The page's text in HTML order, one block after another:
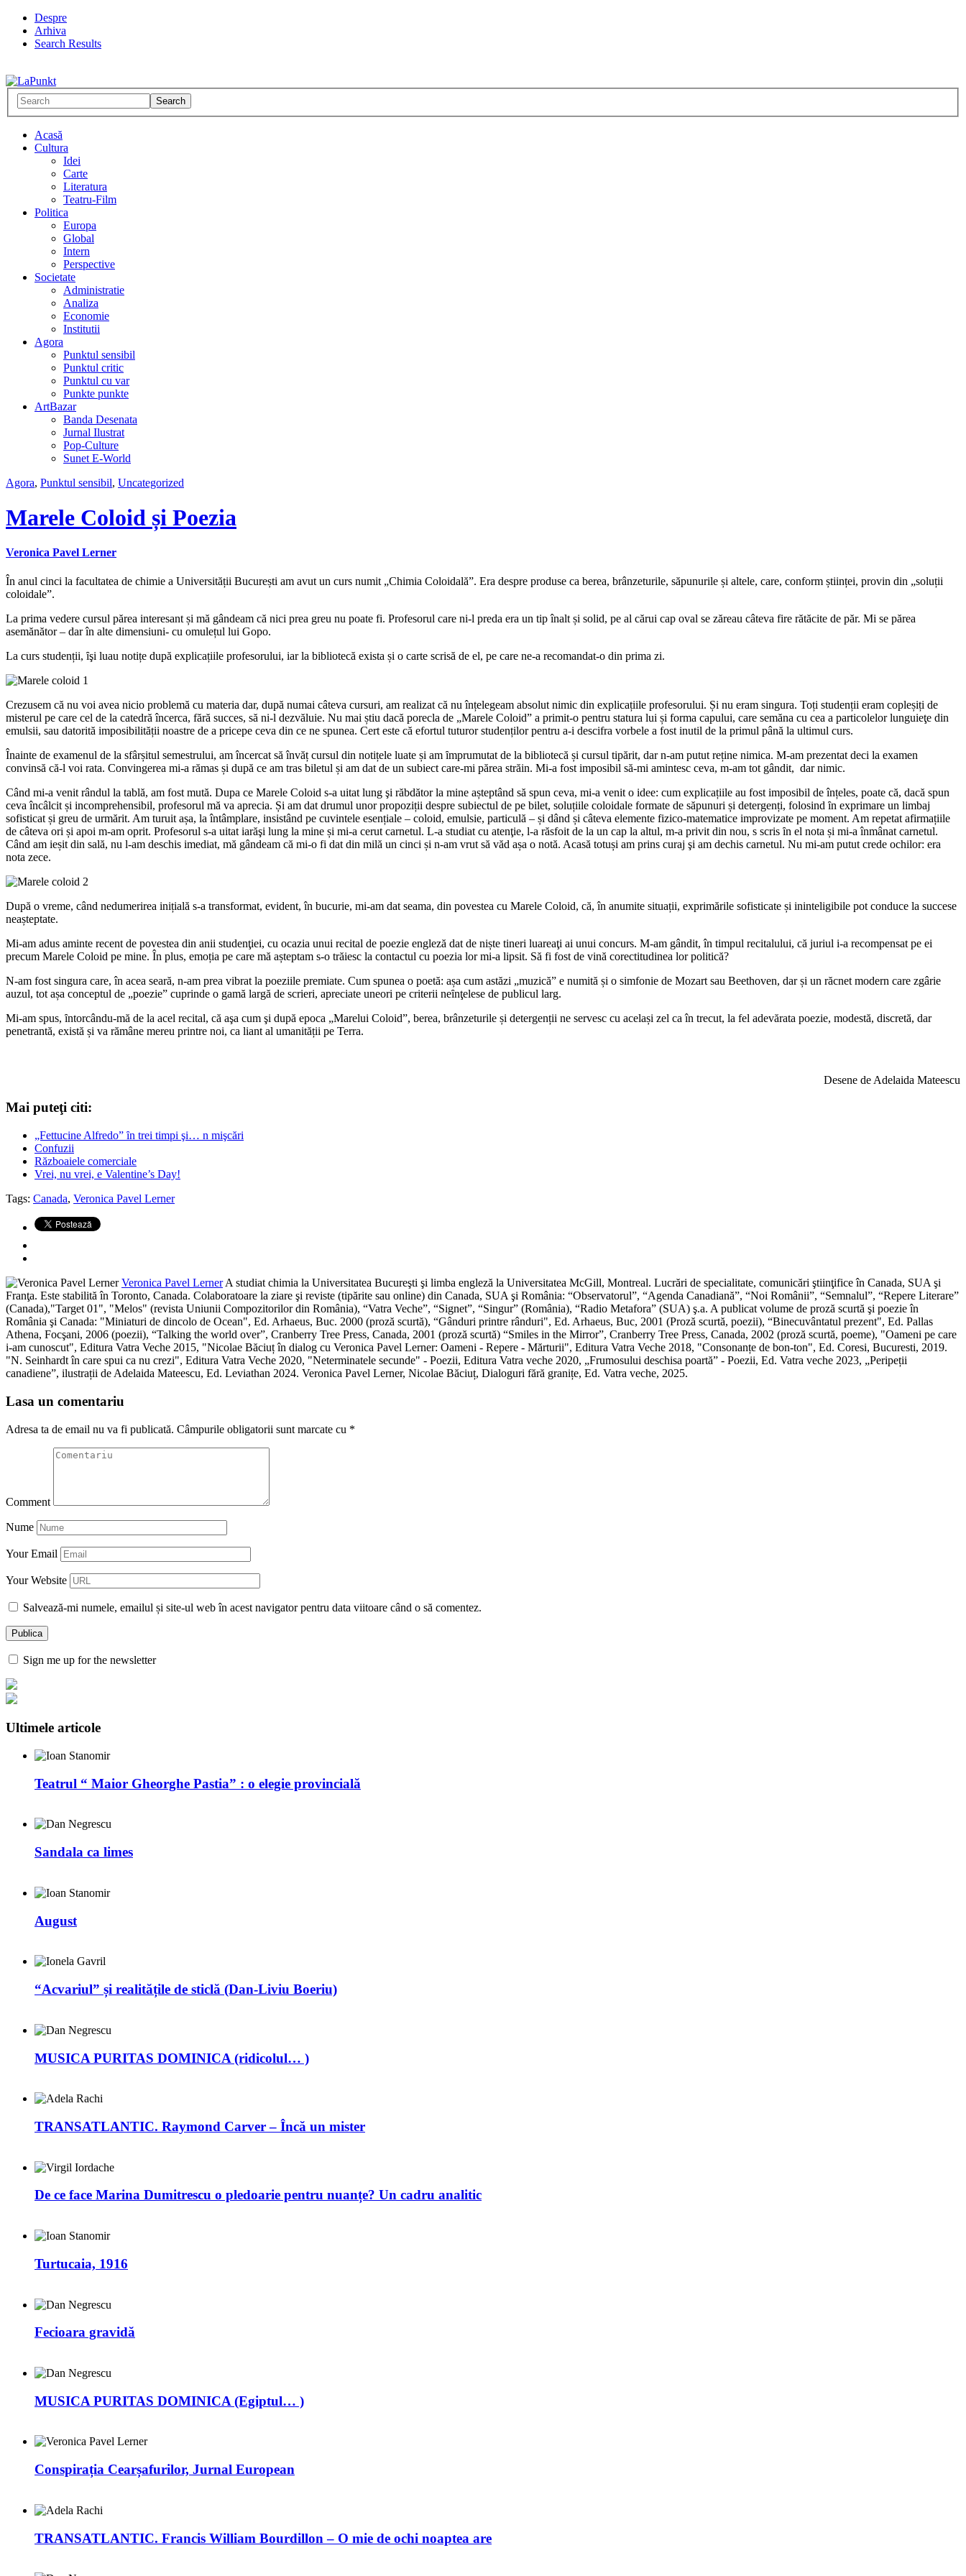
Despre
Arhiva
Search Results
Acasă
Cultura
Idei
Carte
Literatura
Teatru-Film
Politica
Europa
Global
Intern
Perspective
Societate
Administratie
Analiza
Economie
Institutii
Agora
Punktul sensibil
Punktul critic
Punktul cu var
Punkte punkte
ArtBazar
Banda Desenata
Jurnal Ilustrat
Pop-Culture
Sunet E-World
Agora, Punktul sensibil, Uncategorized
Marele Coloid și Poezia
Veronica Pavel Lerner
În anul cinci la facultatea de chimie a Universității București am avut un curs numit „Chimia Coloidală”. Era despre produse ca berea, brânzeturile, săpunurile și altele, care, conform științei, provin din „soluții
coloidale”.
La prima vedere cursul părea interesant și mă gândeam că nici prea greu nu poate fi. Profesorul care ni-l preda era un tip înalt și solid, pe al cărui cap oval se zăreau câteva fire rătăcite de păr. Mi se părea
asemănător – dar în alte dimensiuni- cu omulețul lui Gopo.
La curs studenții, ȋşi luau notițe după explicațiile profesorului, iar la bibliotecă exista și o carte scrisă de el, pe care ne-a recomandat-o din prima zi.
Crezusem că nu voi avea nicio problemă cu materia dar, după numai câteva cursuri, am realizat că nu înțelegeam absolut nimic din explicațiile profesorului. Și nu eram singura. Toți studenții eram copleșiți de
misterul pe care cel de la catedră încerca, fără succes, să ni-l dezvăluie. Nu mai știu dacă porecla de „Marele Coloid” a primit-o pentru statura lui și forma capului, care semăna cu cea a particolelor lunguieţe din
emulsii, sau datorită imposibilității noastre de a pricepe ceva din ce ne spunea. Cert este că efortul tuturor studenților pentru a-i descifra vorbele a fost inutil de la primul până la ultimul curs.
Înainte de examenul de la sfârșitul semestrului, am încercat să învăț cursul din notițele luate și am ȋmprumutat de la bibliotecă și cursul tipărit, dar n-am putut reține nimica. M-am prezentat deci la examen
convinsă că-l voi rata. Convingerea mi-a rămas și după ce am tras biletul și am dat de un subiect care-mi părea străin. Mi-a fost imposibil să-mi amintesc ceva, m-am tot gândit, dar nimic.
Când mi-a venit rândul la tablă, am fost mută. Dupa ce Marele Coloid s-a uitat lung şi răbdător la mine așteptând să spun ceva, mi-a venit o idee: cum explicațiile au fost imposibil de înțeles, poate că, dacă spun
ceva încâlcit și incomprehensibil, profesorul mă va aprecia. Și am dat drumul unor propoziții despre subiectul de pe bilet, soluțiile coloidale formate de săpunuri și detergenți, folosind ȋn exprimare un limbaj
sofisticat și greu de urmărit. Am turuit așa, la întâmplare, insistând pe cuvintele esențiale – coloid, emulsie, particulă – și dând și câteva elemente fizico-matematice improvizate pe moment. Am repetat afirmațiile
de câteva ori și apoi m-am oprit. Profesorul s-a uitat iarăşi lung la mine și mi-a cerut carnetul. L-a studiat cu atenţie, l-a răsfoit de la un cap la altul, m-a privit din nou, s scris ȋn el nota și mi-a înmânat carnetul.
Când am ieșit din sală, nu l-am deschis imediat, mă gândeam că mi-o fi dat din milă un cinci și n-am vrut să văd așa o notă. Acasă totuși am prins curaj şi am dechis carnetul. Nu mi-am putut crede ochilor: era
nota zece.
După o vreme, când nedumerirea inițială s-a transformat, evident, în bucurie, mi-am dat seama, din povestea cu Marele Coloid, că, în anumite situații, exprimările sofisticate și ininteligibile pot conduce la succese
neașteptate.
Mi-am adus aminte recent de povestea din anii studenţiei, cu ocazia unui recital de poezie engleză dat de niște tineri luareaţi ai unui concurs. M-am gândit, în timpul recitalului, că juriul i-a recompensat pe ei
precum Marele Coloid pe mine. În plus, emoția pe care mă așteptam s-o trăiesc la contactul cu poezia lor mi-a lipsit. Să fi fost de vină corectitudinea lor politică?
N-am fost singura care, în acea seară, n-am prea vibrat la poeziile premiate. Cum spunea o poetă: așa cum astăzi „muzică” e numită și o simfonie de Mozart sau Beethoven, dar și un răcnet modern care zgârie
auzul, tot așa conceptul de „poezie” cuprinde o gamă largă de scrieri, apreciate uneori pe criterii neȋnţelese de publicul larg.
Mi-am spus, ȋntorcându-mă de la acel recital, că aşa cum şi după epoca „Marelui Coloid”, berea, brânzeturile și detergenții ne servesc cu același zel ca în trecut, la fel adevărata poezie, modestă, discretă, dar
penetrantă, există și va rămâne mereu printre noi, ca liant al umanității pe Terra.
Desene de Adelaida Mateescu
Mai puteţi citi:
„Fettucine Alfredo” ȋn trei timpi şi… n mişcări
Confuzii
Războaiele comerciale
Vrei, nu vrei, e Valentine’s Day!
Tags: Canada, Veronica Pavel Lerner
Veronica Pavel LernerA studiat chimia la Universitatea Bucureşti şi limba engleză la Universitatea McGill, Montreal. Lucrări de specialitate, comunicări ştiinţifice în Canada, SUA şi
Franţa. Este stabilită în Toronto, Canada. Colaboratoare la ziare şi reviste (tipărite sau online) din Canada, SUA şi România: “Observatorul”, “Agenda Canadiană”, “Noi Românii”, “Semnalul”, “Repere Literare”
(Canada),"Target 01", "Melos" (revista Uniunii Compozitorilor din România), “Vatra Veche”, “Signet”, “Singur” (România), “Radio Metafora” (SUA) ş.a. A publicat volume de proză scurtă şi poezie în
România şi Canada: "Miniaturi de dincolo de Ocean", Ed. Arhaeus, Buc. 2000 (proză scurtă), “Gânduri printre rânduri", Ed. Arhaeus, Buc, 2001 (Proză scurtă, poezii), “Binecuvântatul prezent", Ed. Pallas
Athena, Focşani, 2006 (poezii), “Talking the world over”, Cranberry Tree Press, Canada, 2001 (proză scurtă) “Smiles in the Mirror”, Cranberry Tree Press, Canada, 2002 (proză scurtă, poeme), "Oameni pe care
i-am cunoscut", Editura Vatra Veche 2015, "Nicolae Băciuț în dialog cu Veronica Pavel Lerner: Oameni - Repere - Mărturii", Editura Vatra Veche 2018, "Consonanțe de bon-ton", Ed. Coresi, Bucuresti, 2019.
"N. Seinhardt în care spui ca nu crezi", Editura Vatra Veche 2020, "Neterminatele secunde" - Poezii, Editura Vatra veche 2020, „Frumosului deschisa poartă” - Poezii, Ed. Vatra veche 2023, „Peripeții
canadiene”, ilustrații de Adelaida Mateescu, Ed. Leviathan 2024. Veronica Pavel Lerner, Nicolae Băciuț, Dialoguri fără granițe, Ed. Vatra veche, 2025.
Lasa un comentariu
Adresa ta de email nu va fi publicată. Câmpurile obligatorii sunt marcate cu *
Comment
Nume
Your Email
Your Website
Salvează-mi numele, emailul și site-ul web în acest navigator pentru data viitoare când o să comentez.
Sign me up for the newsletter
Ultimele articole
Teatrul “ Maior Gheorghe Pastia” : o elegie provincială
Sandala ca limes
August
“Acvariul” și realitățile de sticlă (Dan-Liviu Boeriu)
MUSICA PURITAS DOMINICA (ridicolul… )
TRANSATLANTIC. Raymond Carver – Încă un mister
De ce face Marina Dumitrescu o pledoarie pentru nuanțe? Un cadru analitic
Turtucaia, 1916
Fecioara gravidă
MUSICA PURITAS DOMINICA (Egiptul… )
Conspirația Cearșafurilor, Jurnal European
TRANSATLANTIC. Francis William Bourdillon – O mie de ochi noaptea are